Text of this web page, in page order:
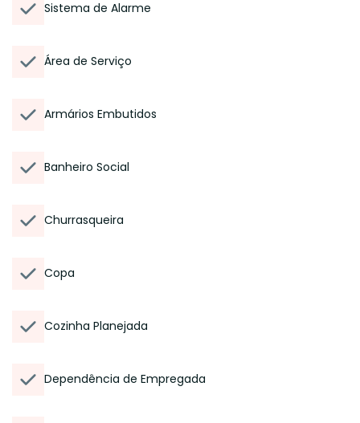
Sistema de Alarme
Área de Serviço
Armários Embutidos
Banheiro Social
Churrasqueira
Copa
Cozinha Planejada
Dependência de Empregada